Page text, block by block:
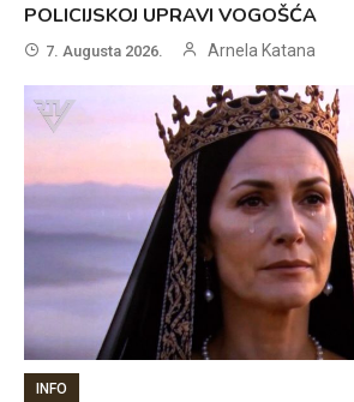
POLICIJSKOJ UPRAVI VOGOŠĆA
7. Augusta 2026. Arnela Katana
INFO